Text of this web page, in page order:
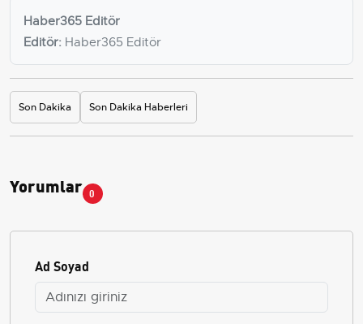
Haber365 Editör
Editör: Haber365 Editör
Son Dakika Son Dakika Haberleri
Yorumlar 0
Ad Soyad